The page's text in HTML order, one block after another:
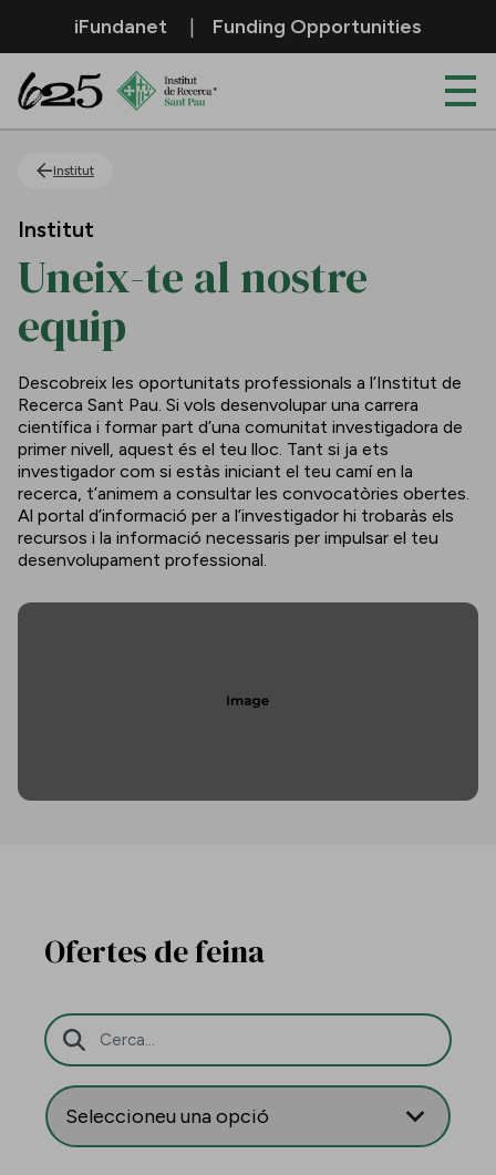
Salta al contingut principal
iFundanet Funding Opportunities
Institut
Institut
Uneix-te al nostre
equip
Descobreix les oportunitats professionals a l’Institut de
Recerca Sant Pau. Si vols desenvolupar una carrera
científica i formar part d’una comunitat investigadora de
primer nivell, aquest és el teu lloc. Tant si ja ets
investigador com si estàs iniciant el teu camí en la
recerca, t’animem a consultar les convocatòries obertes.
Al portal d’informació per a l’investigador hi trobaràs els
recursos i la informació necessaris per impulsar el teu
desenvolupament professional.
Ofertes de feina
Barra de cerca